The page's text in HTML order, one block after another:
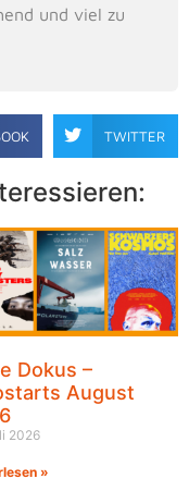
und viel zu
TWITTER
Dokus –
August
2026
»